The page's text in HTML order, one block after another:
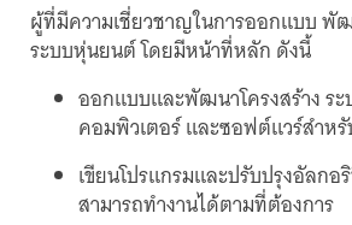
ผู้ที่มีความเชี่ยวชาญในการออกแบบ พั
ระบบหุ่นยนต์ โดยมีหน้าที่หลัก ดังนี้
ออกแบบและพัฒนาโครงสร้าง ร
คอมพิวเตอร์ และซอฟต์แวร์สำห
เขียนโปรแกรมและปรับปรุงอัลก
สามารถทำงานได้ตามที่ต้องการ